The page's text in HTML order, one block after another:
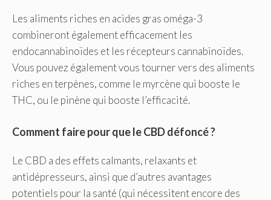
Les aliments riches en acides gras oméga-3
combineront également efficacement les
endocannabinoïdes et les récepteurs cannabinoïdes.
Vous pouvez également vous tourner vers des aliments
riches en terpènes, comme le myrcène qui booste le
THC, ou le pinène qui booste l’efficacité.
Comment faire pour que le CBD défoncé ?
Le CBD a des effets calmants, relaxants et
antidépresseurs, ainsi que d’autres avantages
potentiels pour la santé (qui nécessitent encore des